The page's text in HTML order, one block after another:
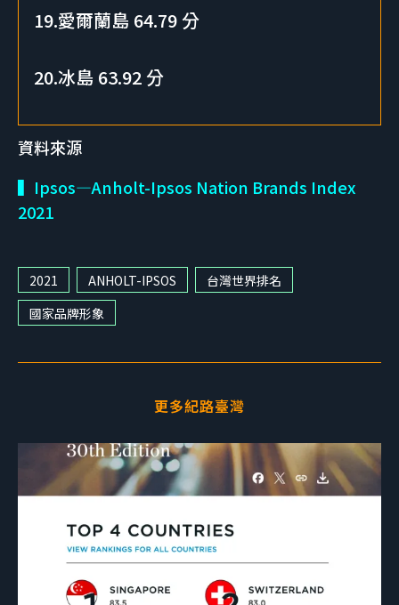
19.愛爾蘭島 64.79 分
20.冰島 63.92 分
資料來源
▍Ipsos—Anholt-Ipsos Nation Brands Index
2021
2021 ANHOLT-IPSOS
台灣世界排名
國家品牌形象
更多紀路臺灣